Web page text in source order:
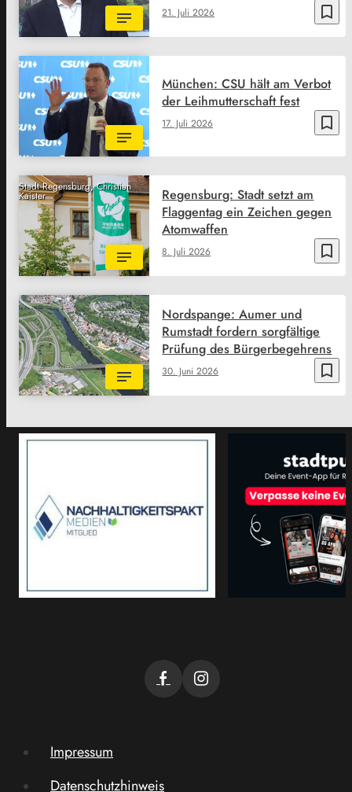
bookmark_border
21. Juli 2026
bookmark_border
17. Juli 2026
München: CSU hält am Verbot
der Leihmutterschaft fest
Stadt Regensburg, Christian
Kaister
bookmark_border
8. Juli 2026
Regensburg: Stadt setzt am
Flaggentag ein Zeichen gegen
Atomwaffen
bookmark_border
30. Juni 2026
Nordspange: Aumer und
Rumstadt fordern sorgfältige
Prüfung des Bürgerbegehrens
Impressum
Datenschutzhinweis